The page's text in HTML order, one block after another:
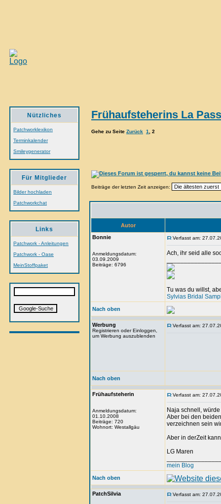
Nützliches
Patchworklexikon
Terminkalender
Smileygenerator
Für Mitglieder
Bilder hochladen
Patchworkchat
Links
Patchwork - Anleitungen
Patchwork - Oase
MeinStoffpaket
Frühaufsteherins La
Gehe zu Seite Zurück 1 2
Beiträge der letzten Zeit anzeigen:
Autor
Bonnie
Anmeldungsdatum:
03.09.2009
Beiträge: 6796
Verfasst am:
Ach, ihr seid alle
Tu was du willst,
Sylvias Bridal
Nach oben
Werbung
Registrieren oder Einloggen,
um Werbung auszublenden
Verfasst am:
Nach oben
Frühaufsteherin
Anmeldungsdatum:
01.10.2008
Beiträge: 720
Wohnort: Westallgäu
Verfasst am:
Naja schnell,
Aber bei den
verzeichnen sein
Aber in derZeit
LG Maren
mein Blog
Nach oben
PatchSilvia Verfasst am: